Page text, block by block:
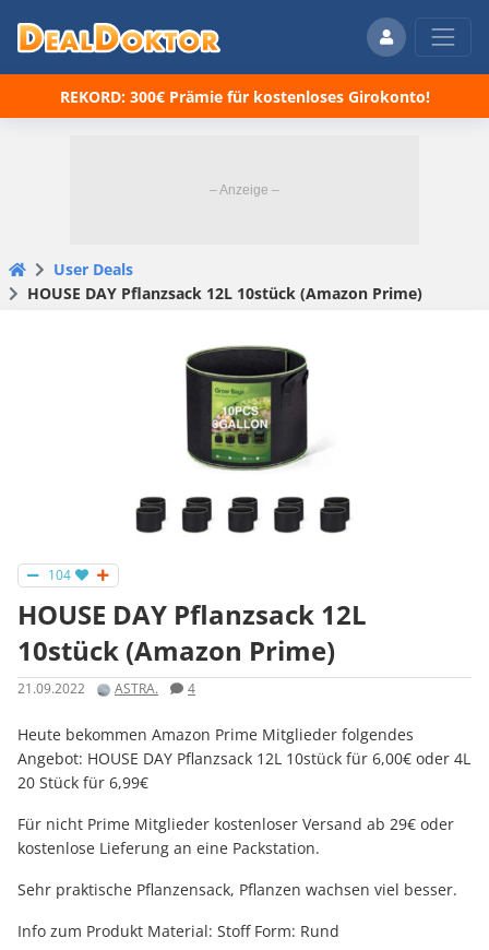
REKORD: 300€ Prämie für kostenloses Girokonto!
User Deals
HOUSE DAY Pflanzsack 12L 10stück (Amazon Prime)
104
HOUSE DAY Pflanzsack 12L
10stück (Amazon Prime)
21.09.2022 ASTRA. 4
Heute bekommen Amazon Prime Mitglieder folgendes
Angebot: HOUSE DAY Pflanzsack 12L 10stück für 6,00€ oder 4L
20 Stück für 6,99€
Für nicht Prime Mitglieder kostenloser Versand ab 29€ oder
kostenlose Lieferung an eine Packstation.
Sehr praktische Pflanzensack, Pflanzen wachsen viel besser.
Info zum Produkt Material: Stoff Form: Rund